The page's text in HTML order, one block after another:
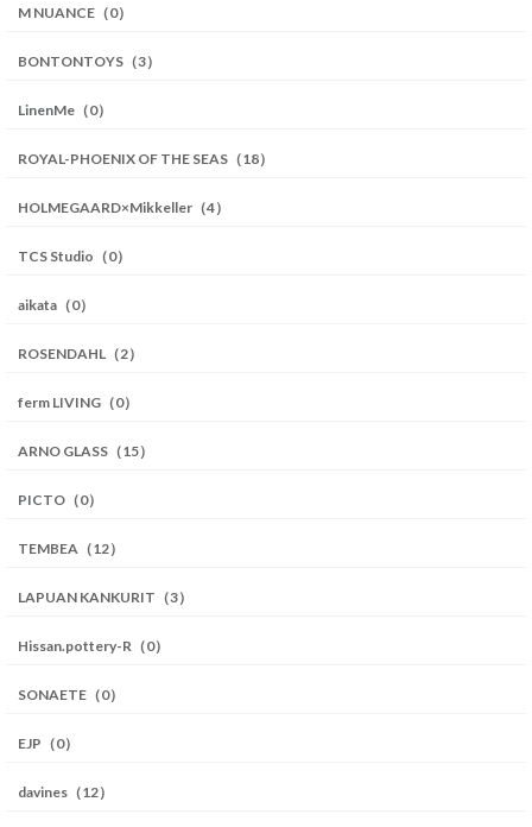
M NUANCE（0）
BONTONTOYS（3）
LinenMe（0）
ROYAL-PHOENIX OF THE SEAS（18）
HOLMEGAARD×Mikkeller（4）
TCS Studio（0）
aikata（0）
ROSENDAHL（2）
ferm LIVING（0）
ARNO GLASS（15）
PICTO（0）
TEMBEA（12）
LAPUAN KANKURIT（3）
Hissan.pottery-R（0）
SONAETE（0）
EJP（0）
davines（12）